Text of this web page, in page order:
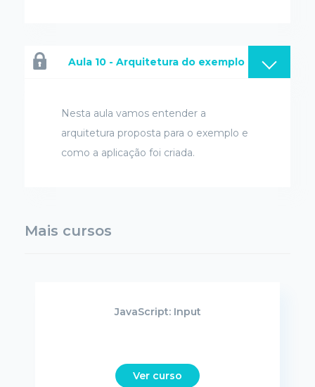
Aula 10 - Arquitetura do exemplo
Nesta aula vamos entender a
arquitetura proposta para o exemplo e
como a aplicação foi criada.
Mais cursos
JavaScript: Input
Ver curso